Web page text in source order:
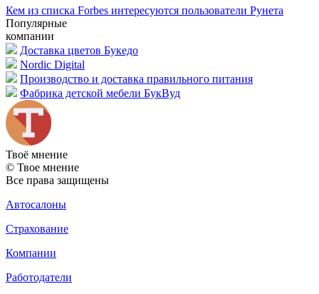
Кем из списка Forbes интересуются пользователи Рунета
Популярные
компании
Доставка цветов Букедо
Nordic Digital
Производство и доставка правильного питания
Фабрика детской мебели БукВуд
Твоё мнение
© Твое мнение
Все права защищены
Автосалоны
Страхование
Компании
Работодатели